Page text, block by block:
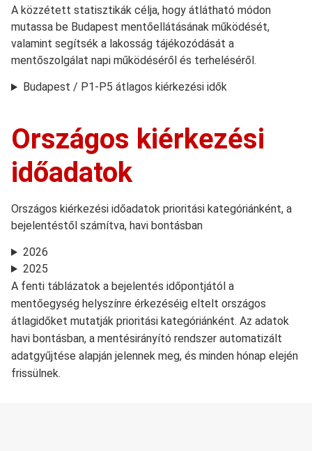
A közzétett statisztikák célja, hogy átlátható módon
mutassa be Budapest mentőellátásának működését,
valamint segítsék a lakosság tájékozódását a
mentőszolgálat napi működéséről és terheléséről.
Budapest / P1-P5 átlagos kiérkezési idők
Országos kiérkezési
időadatok
Országos kiérkezési időadatok prioritási kategóriánként, a
bejelentéstől számítva, havi bontásban
2026
2025
A fenti táblázatok a bejelentés időpontjától a
mentőegység helyszínre érkezéséig eltelt országos
átlagidőket mutatják prioritási kategóriánként. Az adatok
havi bontásban, a mentésirányító rendszer automatizált
adatgyűjtése alapján jelennek meg, és minden hónap elején
frissülnek.